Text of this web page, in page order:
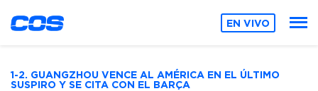
EN VIVO
1-2. GUANGZHOU VENCE AL AMÉRICA EN EL ÚLTIMO
SUSPIRO Y SE CITA CON EL BARÇA